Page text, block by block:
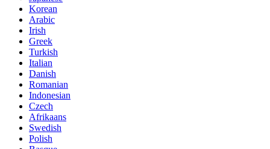
Korean
Arabic
Irish
Greek
Turkish
Italian
Danish
Romanian
Indonesian
Czech
Afrikaans
Swedish
Polish